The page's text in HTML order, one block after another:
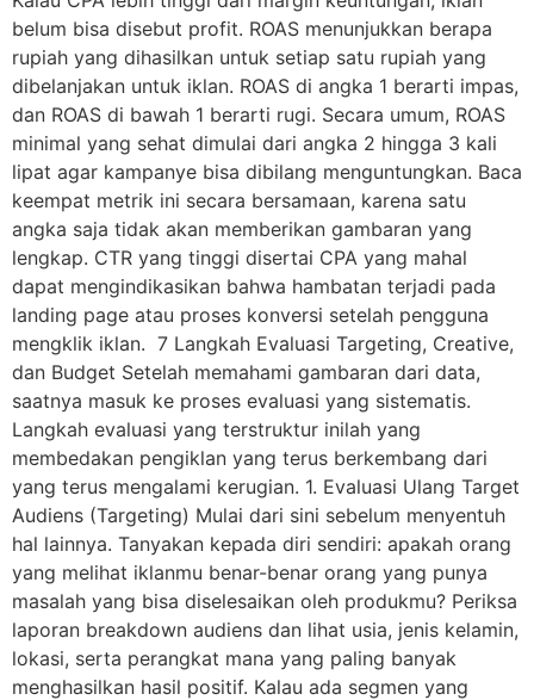
belum bisa disebut profit. ROAS menunjukkan berapa
rupiah yang dihasilkan untuk setiap satu rupiah yang
dibelanjakan untuk iklan. ROAS di angka 1 berarti impas,
dan ROAS di bawah 1 berarti rugi. Secara umum, ROAS
minimal yang sehat dimulai dari angka 2 hingga 3 kali
lipat agar kampanye bisa dibilang menguntungkan. Baca
keempat metrik ini secara bersamaan, karena satu
angka saja tidak akan memberikan gambaran yang
lengkap. CTR yang tinggi disertai CPA yang mahal
dapat mengindikasikan bahwa hambatan terjadi pada
landing page atau proses konversi setelah pengguna
mengklik iklan. 7 Langkah Evaluasi Targeting, Creative,
dan Budget Setelah memahami gambaran dari data,
saatnya masuk ke proses evaluasi yang sistematis.
Langkah evaluasi yang terstruktur inilah yang
membedakan pengiklan yang terus berkembang dari
yang terus mengalami kerugian. 1. Evaluasi Ulang Target
Audiens (Targeting) Mulai dari sini sebelum menyentuh
hal lainnya. Tanyakan kepada diri sendiri: apakah orang
yang melihat iklanmu benar-benar orang yang punya
masalah yang bisa diselesaikan oleh produkmu? Periksa
laporan breakdown audiens dan lihat usia, jenis kelamin,
lokasi, serta perangkat mana yang paling banyak
menghasilkan hasil positif. Kalau ada segmen yang